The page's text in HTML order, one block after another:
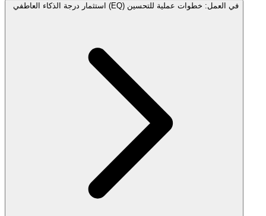
استثمار درجة الذكاء العاطفي (EQ) في العمل: خطوات عملية للتحسين